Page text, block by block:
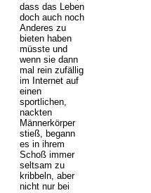
dass das Leben
doch auch noch
Anderes zu
bieten haben
müsste und
wenn sie dann
mal rein zufällig
im Internet auf
einen
sportlichen,
nackten
Männerkörper
stieß, begann
es in ihrem
Schoß immer
seltsam zu
kribbeln, aber
nicht nur bei